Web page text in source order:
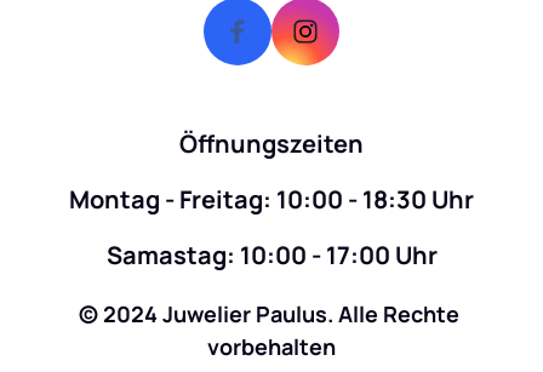
Öffnungszeiten
Montag - Freitag: 10:00 - 18:30 Uhr
Samastag: 10:00 - 17:00 Uhr
© 2024 Juwelier Paulus. Alle Rechte
vorbehalten